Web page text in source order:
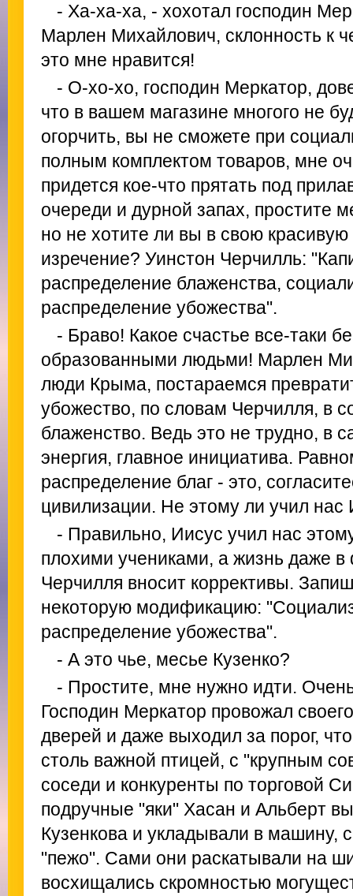
- Ха-ха-ха, - хохотал господин
Марлен Михайлович, склонность к
это мне нравится!
- О-хо-хо, господин Меркатор,
что в вашем магазине многого не
огорчить, вы не сможете при
полным комплектом товаров, мне
придется кое-что прятать под
очереди и дурной запах, простите
но не хотите ли вы в свою
изречение? Уинстон Черчилль:
распределение блаженства,
распределение убожества".
- Браво! Какое счастье все-таки
образованными людьми! Марлен
люди Крыма, постараемся
убожество, по словам Черчилля, в
блаженство. Ведь это не трудно, в
энергия, главное инициатива.
распределение благ - это,
цивилизации. Не этому ли учил нас
- Правильно, Иисус учил нас
плохими учениками, а жизнь даже
Черчилля вносит коррективы.
некоторую модификацию:
распределение убожества".
- А это чье, месье Кузенко?
- Простите, мне нужно идти.
Господин Меркатор провожал
дверей и даже выходил за порог,
столь важной птицей, с "крупным
соседи и конкуренты по торговой
подручные "яки" Хасан и Альберт
Кузенкова и укладывали в машину,
"пежо". Сами они раскатывали на
восхищались скромностью